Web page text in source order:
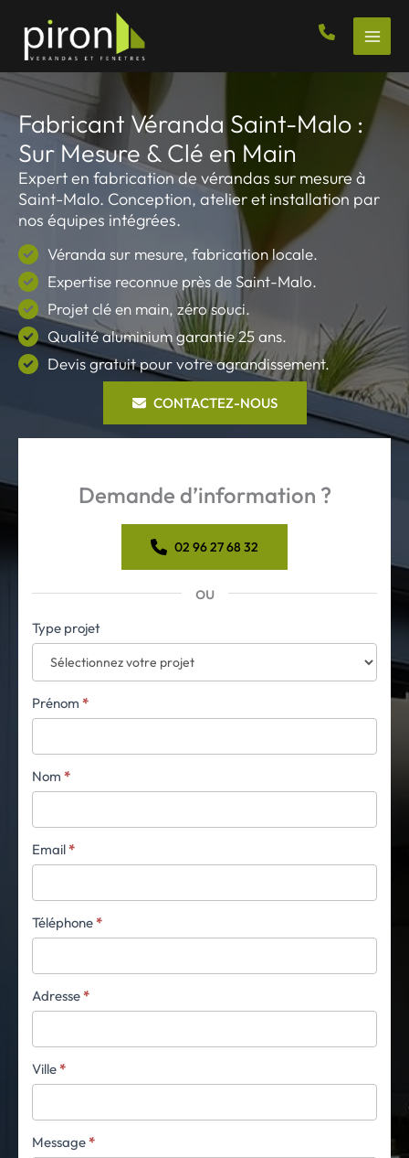
contenu
Fabricant Véranda Saint-Malo :
Sur Mesure & Clé en Main
Expert en fabrication de vérandas sur mesure à
Saint-Malo. Conception, atelier et installation par
nos équipes intégrées.
Véranda sur mesure, fabrication locale.
Expertise reconnue près de Saint-Malo.
Projet clé en main, zéro souci.
Qualité aluminium garantie 25 ans.
Devis gratuit pour votre agrandissement.
CONTACTEZ-NOUS
Demande d’information ?
02 96 27 68 32
ou
Formulaire
simple
téléphone
Type projet
Prénom *
Nom *
Email*
Téléphone*
Adresse*
Ville*
Message*